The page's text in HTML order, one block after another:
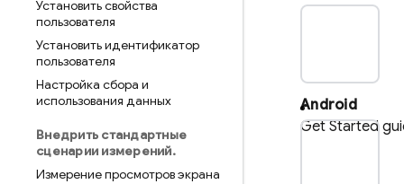
Установить свойства
пользователя
Установить идентификатор
пользователя
Настройка сбора и
использования данных
Внедрить стандартные
сценарии измерений.
Измерение просмотров экрана
Android
Get Started